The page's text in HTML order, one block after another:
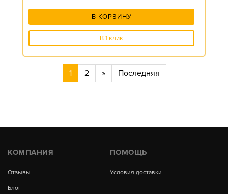
В КОРЗИНУ
В 1 клик
1 2 » Последняя
КОМПАНИЯ
Отзывы
Блог
ПОМОЩЬ
Условия доставки